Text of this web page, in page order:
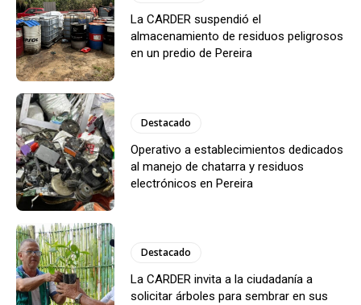
La CARDER suspendió el
almacenamiento de residuos peligrosos
en un predio de Pereira
Destacado
Operativo a establecimientos dedicados
al manejo de chatarra y residuos
electrónicos en Pereira
Destacado
La CARDER invita a la ciudadanía a
solicitar árboles para sembrar en sus